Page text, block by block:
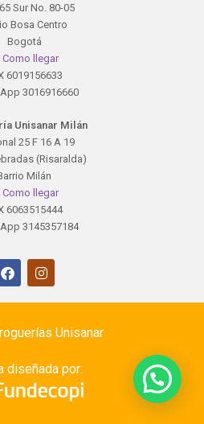
Sur No. 80-05
Bosa Centro
Bogotá
Como llegar
6019156633
3016916660
Unisanar Milán
25 F 16 A 19
(Risaralda)
Milán
Como llegar
6063515444
3145357184
Unisanar
diseñada por: